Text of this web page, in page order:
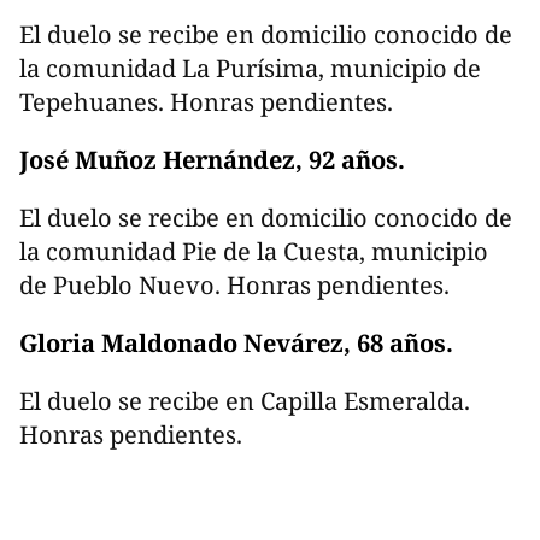
El duelo se recibe en domicilio conocido de
la comunidad La Purísima, municipio de
Tepehuanes. Honras pendientes.
José Muñoz Hernández, 92 años.
El duelo se recibe en domicilio conocido de
la comunidad Pie de la Cuesta, municipio
de Pueblo Nuevo. Honras pendientes.
Gloria Maldonado Nevárez, 68 años.
El duelo se recibe en Capilla Esmeralda.
Honras pendientes.